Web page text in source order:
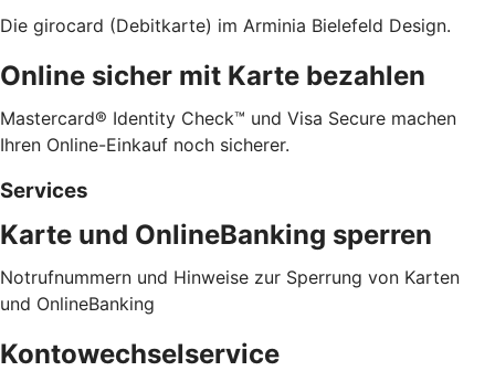
Die girocard (Debitkarte) im Arminia Bielefeld Design.
Online sicher mit Karte bezahlen
Mastercard® Identity Check™ und Visa Secure machen
Ihren Online-Einkauf noch sicherer.
Services
Karte und OnlineBanking sperren
Notrufnummern und Hinweise zur Sperrung von Karten
und OnlineBanking
Kontowechselservice